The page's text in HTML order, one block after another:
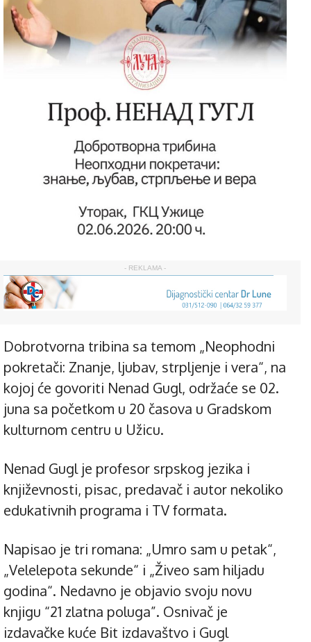
- REKLAMA -
Dobrotvorna tribina sa temom „Neophodni
pokretači: Znanje, ljubav, strpljenje i vera“, na
kojoj će govoriti Nenad Gugl, održaće se 02.
juna sa početkom u 20 časova u Gradskom
kulturnom centru u Užicu.
Nenad Gugl je profesor srpskog jezika i
književnosti, pisac, predavač i autor nekoliko
edukativnih programa i TV formata.
Napisao je tri romana: „Umro sam u petak“,
„Velelepota sekunde“ i „Živeo sam hiljadu
godina“. Nedavno je objavio svoju novu
knjigu “21 zlatna poluga”. Osnivač je
izdavačke kuće Bit izdavaštvo i Gugl